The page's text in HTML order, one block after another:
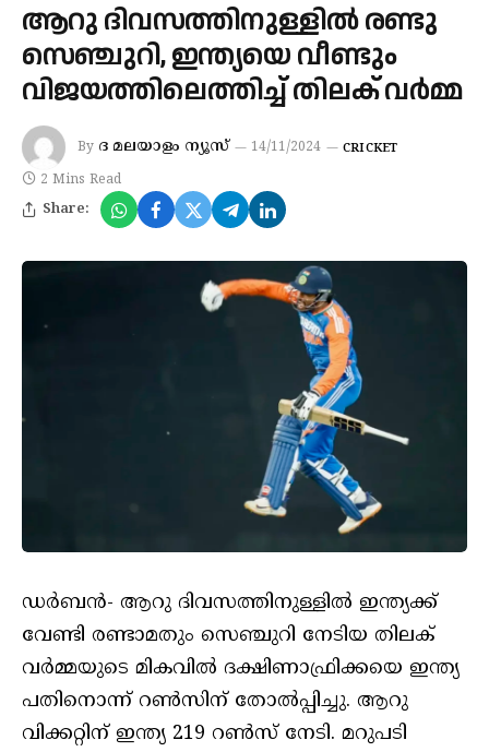
ആറു ദിവസത്തിനുള്ളിൽ രണ്ടു
സെഞ്ചുറി, ഇന്ത്യയെ വീണ്ടും
വിജയത്തിലെത്തിച്ച് തിലക് വർമ്മ
By ദ മലയാളം ന്യൂസ് 14/11/2024 CRICKET
2 Mins Read
Share:
ഡർബൻ- ആറു ദിവസത്തിനുള്ളിൽ ഇന്ത്യക്ക്
വേണ്ടി രണ്ടാമതും സെഞ്ചുറി നേടിയ തിലക്
വർമ്മയുടെ മികവിൽ ദക്ഷിണാഫ്രിക്കയെ ഇന്ത്യ
പതിനൊന്ന് റൺസിന് തോൽപ്പിച്ചു. ആറു
വിക്കറ്റിന് ഇന്ത്യ 219 റൺസ് നേടി. മറുപടി